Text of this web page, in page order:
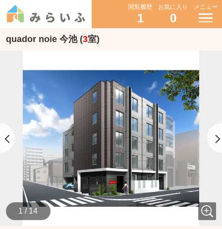
閲覧履歴
1
お気に入り
0
メニュー
quador noie 今池 (3室)
1 / 14